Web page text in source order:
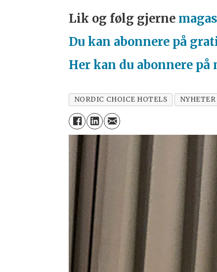
Lik og følg gjerne
Du kan abonnere på
Her kan du abonnere på
NORDIC CHOICE HOTELS NYHETER